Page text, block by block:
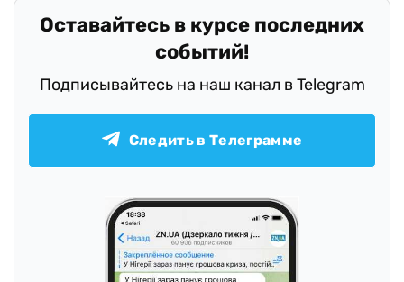
Оставайтесь в курсе последних
событий!
Подписывайтесь на наш канал в Telegram
Следить в Телеграмме